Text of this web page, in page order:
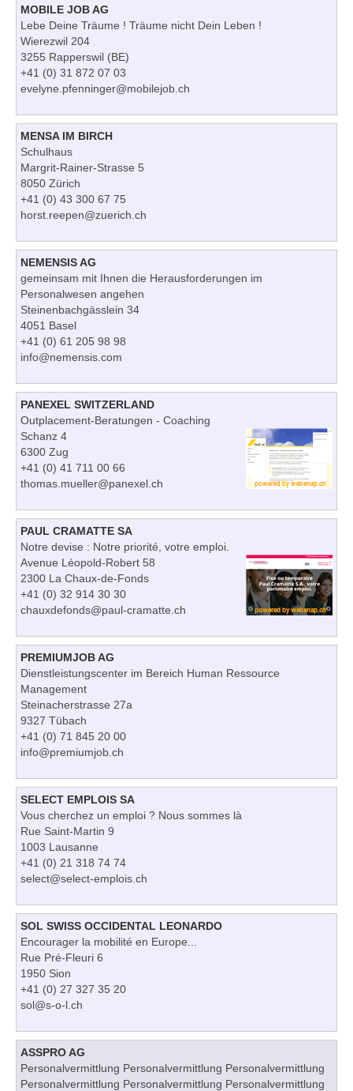
MOBILE JOB AG
Lebe Deine Träume ! Träume nicht Dein Leben !
Wierezwil 204
3255 Rapperswil (BE)
+41 (0) 31 872 07 03
evelyne.pfenninger@mobilejob.ch
MENSA IM BIRCH
Schulhaus
Margrit-Rainer-Strasse 5
8050 Zürich
+41 (0) 43 300 67 75
horst.reepen@zuerich.ch
NEMENSIS AG
gemeinsam mit Ihnen die Herausforderungen im
Personalwesen angehen
Steinenbachgässlein 34
4051 Basel
+41 (0) 61 205 98 98
info@nemensis.com
PANEXEL SWITZERLAND
Outplacement-Beratungen - Coaching
Schanz 4
6300 Zug
+41 (0) 41 711 00 66
thomas.mueller@panexel.ch
PAUL CRAMATTE SA
Notre devise : Notre priorité, votre emploi.
Avenue Léopold-Robert 58
2300 La Chaux-de-Fonds
+41 (0) 32 914 30 30
chauxdefonds@paul-cramatte.ch
PREMIUMJOB AG
Dienstleistungscenter im Bereich Human Ressource
Management
Steinacherstrasse 27a
9327 Tübach
+41 (0) 71 845 20 00
info@premiumjob.ch
SELECT EMPLOIS SA
Vous cherchez un emploi ? Nous sommes là
Rue Saint-Martin 9
1003 Lausanne
+41 (0) 21 318 74 74
select@select-emplois.ch
SOL SWISS OCCIDENTAL LEONARDO
Encourager la mobilité en Europe...
Rue Pré-Fleuri 6
1950 Sion
+41 (0) 27 327 35 20
sol@s-o-l.ch
ASSPRO AG
Personalvermittlung Personalvermittlung Personalvermittlung
Personalvermittlung Personalvermittlung Personalvermittlung